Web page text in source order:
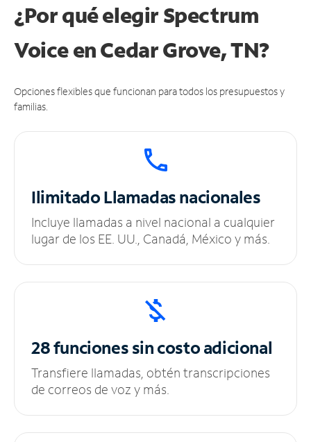
¿Por qué elegir Spectrum
Voice en Cedar Grove, TN?
Opciones flexibles que funcionan para todos los presupuestos y
familias.
IlimitadoLlamadas nacionales
Incluye llamadas a nivel nacional a cualquier
lugar de los EE. UU., Canadá, México y más.
28 funciones sincosto adicional
Transfiere llamadas, obtén transcripciones
de correos de voz y más.